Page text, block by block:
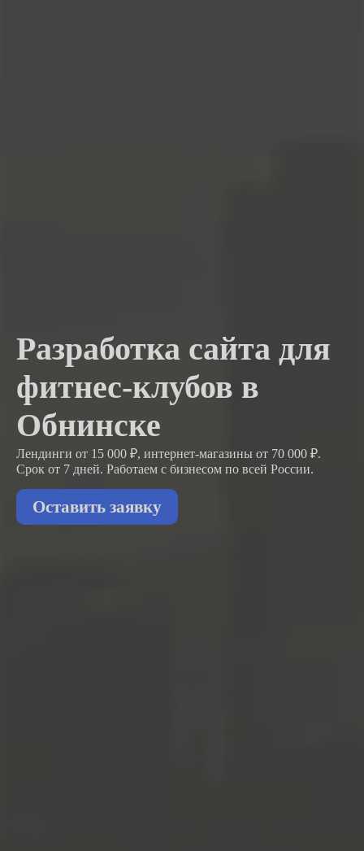
Разработка сайта для
фитнес-клубов в
Обнинске
Лендинги от 15 000 ₽, интернет-магазины от 70 000 ₽.
Срок от 7 дней. Работаем с бизнесом по всей России.
Оставить заявку